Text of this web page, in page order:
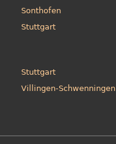
Sonthofen
Stuttgart
Stuttgart
Villingen-Schwenningen